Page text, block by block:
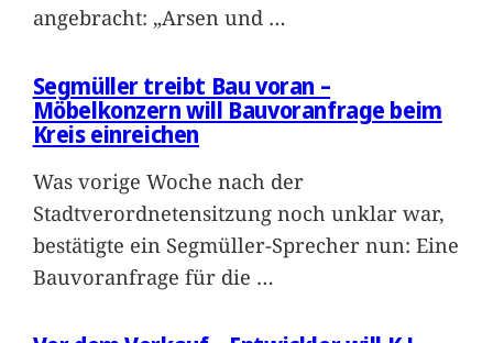
angebracht: „Arsen und …
Segmüller treibt Bau voran –
Möbelkonzern will Bauvoranfrage beim
Kreis einreichen
Was vorige Woche nach der
Stadtverordnetensitzung noch unklar war,
bestätigte ein Segmüller-Sprecher nun: Eine
Bauvoranfrage für die …